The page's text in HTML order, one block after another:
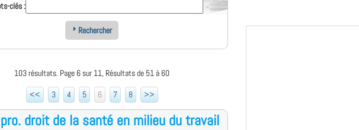
clés :
Rechercher
103 résultats. Page 6 sur 11, Résultats de 51 à 60
<<
3 4 5 6 7 8 >>
droit de la santé en milieu du travail